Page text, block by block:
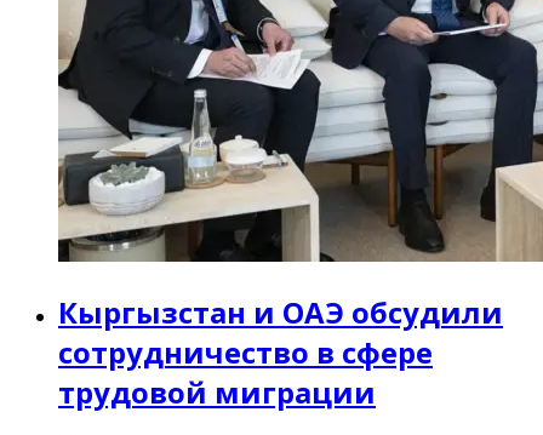
Кыргызстан и ОАЭ обсудили
сотрудничество в сфере
трудовой миграции